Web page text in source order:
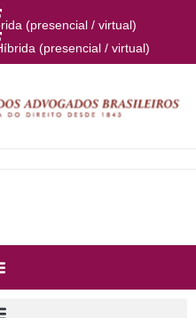
(presencial / virtual)
(presencial / virtual)